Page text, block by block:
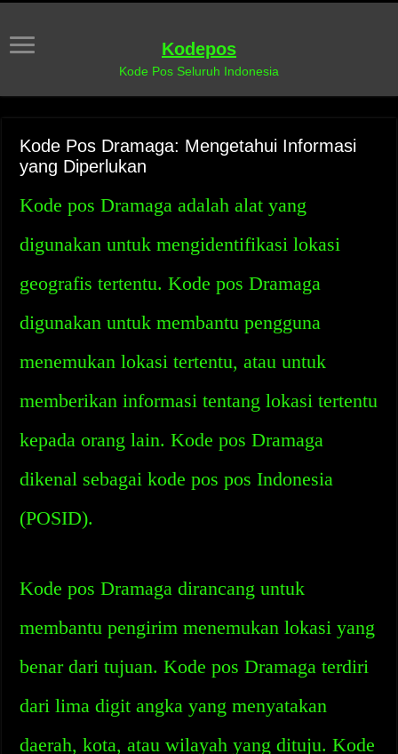
Kodepos
Kode Pos Seluruh Indonesia
Kode Pos Dramaga: Mengetahui Informasi
yang Diperlukan
Kode pos Dramaga adalah alat yang
digunakan untuk mengidentifikasi lokasi
geografis tertentu. Kode pos Dramaga
digunakan untuk membantu pengguna
menemukan lokasi tertentu, atau untuk
memberikan informasi tentang lokasi tertentu
kepada orang lain. Kode pos Dramaga
dikenal sebagai kode pos pos Indonesia
(POSID).
Kode pos Dramaga dirancang untuk
membantu pengirim menemukan lokasi yang
benar dari tujuan. Kode pos Dramaga terdiri
dari lima digit angka yang menyatakan
daerah, kota, atau wilayah yang dituju. Kode